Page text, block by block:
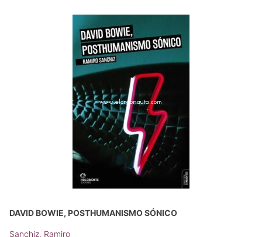
DAVID BOWIE, POSTHUMANISMO SÓNICO
Sanchiz, Ramiro